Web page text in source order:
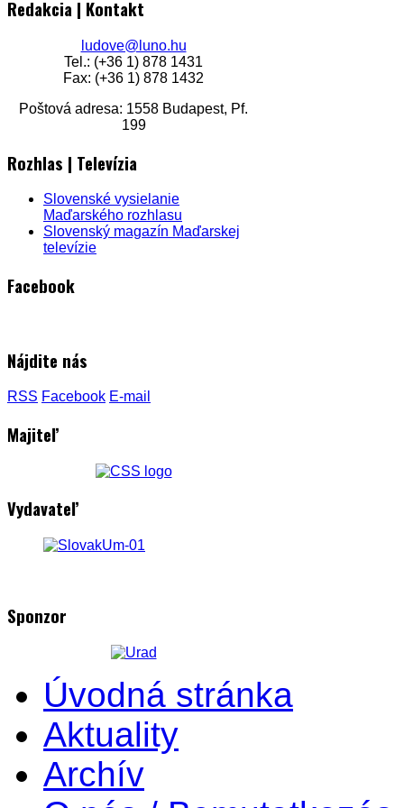
Redakcia | Kontakt
ludove@luno.hu
Tel.: (+36 1) 878 1431
Fax: (+36 1) 878 1432
Poštová adresa: 1558 Budapest, Pf.
199
Rozhlas | Televízia
Slovenské vysielanie
Maďarského rozhlasu
Slovenský magazín Maďarskej
televízie
Facebook
Nájdite nás
RSS Facebook E-mail
Majiteľ
Vydavateľ
Sponzor
Úvodná stránka
Aktuality
Archív